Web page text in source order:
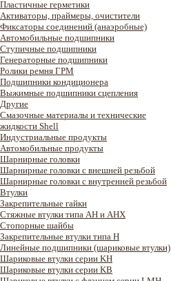
Пластичные герметики
Активаторы, праймеры, очистители
Фиксаторы соединений (анаэробные)
Автомобильные подшипники
Ступичные подшипники
Генераторные подшипники
Ролики ремня ГРМ
Подшипники кондиционера
Выжимные подшипники сцепления
Другие
Смазочные материалы и технические
жидкости Shell
Индустриальные продукты
Автомобильные продукты
Шарнирные головки
Шарнирные головки с внешней резьбой
Шарнирные головки с внутренней резьбой
Втулки
Закрепительные гайки
Стяжные втулки типа AH и AHX
Стопорные шайбы
Закрепительные втулки типа H
Линейные подшипники (шариковые втулки)
Шариковые втулки серии KH
Шариковые втулки серии KB